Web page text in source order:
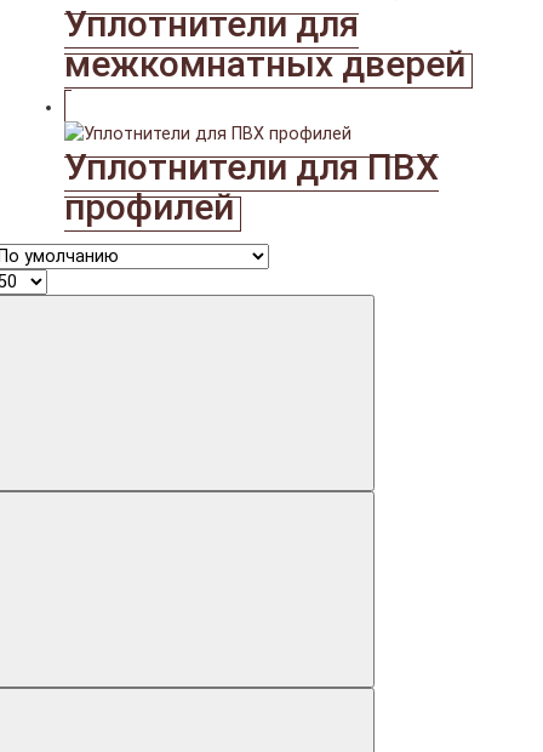
Уплотнители для
межкомнатных дверей
Уплотнители для ПВХ
профилей